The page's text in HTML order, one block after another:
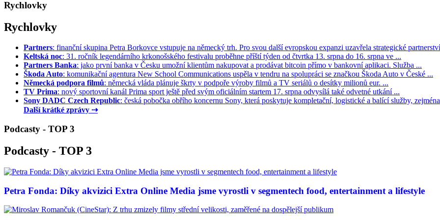
Rychlovky
Rychlovky
Partners: finanční skupina Petra Borkovce vstupuje na německý trh. Pro svou další evropskou expanzi uzavřela strategické
Keltská noc: 31. ročník legendárního krkonošského festivalu proběhne příští týden od čtvrtka 13. srpna do 16. srpna ve ...
Partners Banka: jako první banka v Česku umožní klientům nakupovat a prodávat bitcoin přímo v bankovní aplikaci. Služba ...
Škoda Auto: komunikační agentura New School Communications uspěla v tendru na spolupráci se značkou Škoda Auto v České ...
Německá podpora filmů: německá vláda plánuje škrty v podpoře výroby filmů a TV seriálů o desítky milionů eur. ...
TV Prima: nový sportovní kanál Prima sport ještě před svým oficiálním startem 17. srpna odvysílá také odvetné utkání ...
Sony DADC Czech Republic: česká pobočka obřího koncernu Sony, která poskytuje kompletační, logistické a balící služby,
Další krátké zprávy ⇢
Podcasty - TOP 3
Podcasty - TOP 3
Petra Fonda: Díky akvizici Extra Online Media jsme vyrostli v segmentech food, entertainment a lifestyle